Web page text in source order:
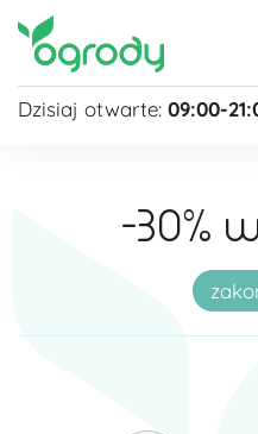
Dzisiaj otwarte: 09:00-
Niedziela handlowa
-30%